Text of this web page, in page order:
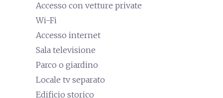
Accesso con vetture private
Wi-Fi
Accesso internet
Sala televisione
Parco o giardino
Locale tv separato
Edificio storico